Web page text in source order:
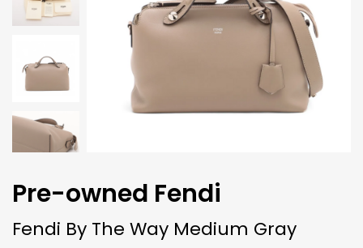
Pre-owned Fendi
Fendi By The Way Medium Gray